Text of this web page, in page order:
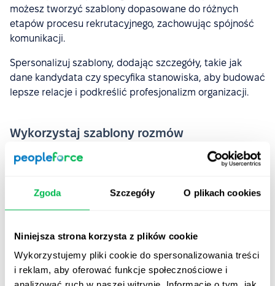
Zgoda Szczegóły O plikach cookies
Niniejsza strona korzysta z plików cookie
Wykorzystujemy pliki cookie do spersonalizowania treści
i reklam, aby oferować funkcje społecznościowe i
możesz tworzyć szablony dopasowane do różnych
etapów procesu rekrutacyjnego, zachowując spójność
komunikacji.
Spersonalizuj szablony, dodając szczegóły, takie jak
dane kandydata czy specyfika stanowiska, aby budować
lepsze relacje i podkreślić profesjonalizm organizacji.
Wykorzystaj szablony rozmów
kwalifikacyjnych od PeopleForce, aby:
planować zadania bezpośrednio w systemie HR,
uprościć i spersonalizować kontakt z kandydatami.